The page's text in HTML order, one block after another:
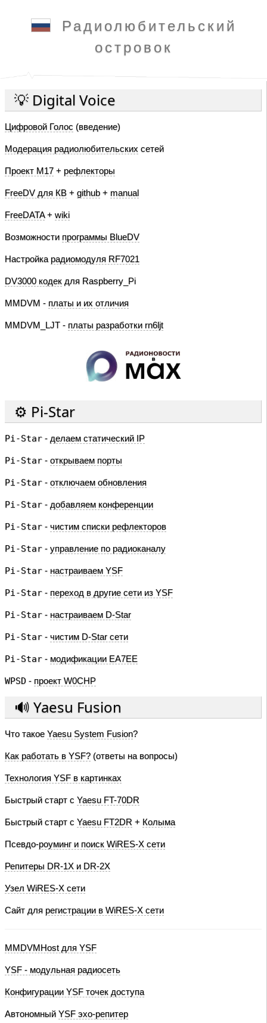
Радиолюбительский
островок
💡 Digital Voice
Цифровой Голос (введение)
Модерация радиолюбительских сетей
Проект M17 + рефлекторы
FreeDV для КВ + github + manual
FreeDATA+ wiki
Возможности программы BlueDV
Настройка радиомодуля RF7021
DV3000 кодек для Raspberry_Pi
MMDVM - платы и их отличия
MMDVM_LJT - платы разработки rn6ljt
⚙️ Pi-Star
Pi-Star - делаем статический IP
Pi-Star - открываем порты
Pi-Star - отключаем обновления
Pi-Star - добавляем конференции
Pi-Star - чистим списки рефлекторов
Pi-Star - управление по радиоканалу
Pi-Star - настраиваем YSF
Pi-Star - переход в другие сети из YSF
Pi-Star - настраиваем D-Star
Pi-Star - чистим D-Star сети
Pi-Star - модификации EA7EE
WPSD - проект W0CHP
🔊 Yaesu Fusion
Что такое Yaesu System Fusion?
Как работать в YSF? (ответы на вопросы)
Технология YSF в картинках
Быстрый старт с Yaesu FT-70DR
Быстрый старт с Yaesu FT2DR + Колыма
Псевдо-роуминг и поиск WiRES-X сети
Репитеры DR-1X и DR-2X
Узел WiRES-X сети
Сайт для регистрации в WiRES-X сети
MMDVMHost для YSF
YSF - модульная радиосеть
Конфигурации YSF точек доступа
Автономный YSF эхо-репитер